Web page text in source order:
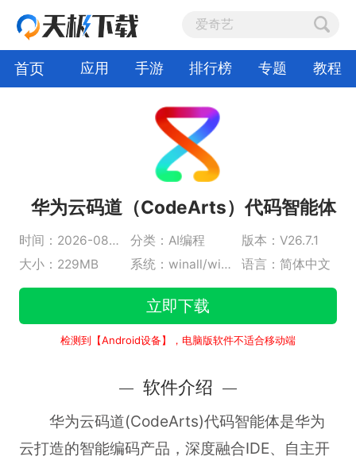
首页 应用 手游 排行榜 专题 教程
华为云码道（CodeArts）代码智能体
时间：2026-08-07 分类：AI编程
版本：V26.7.1
大小：229MB
系统：winall/win7/win10/win11 语言：简体中文
立即下载
检测到【Android设备】，电脑版软件不适合移动端
软件介绍
华为云码道(CodeArts)代码智能体是华为
云打造的智能编码产品，深度融合IDE、自主开